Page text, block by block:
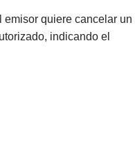
emisor quiere cancelar un
indicando el